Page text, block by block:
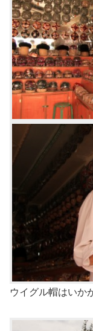
ウイグル帽はいか